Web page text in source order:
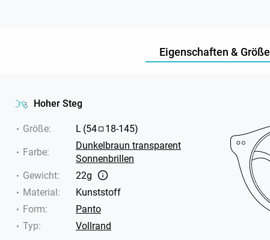
Eigenschaften & Größe
Hoher Steg
Größe: L (54 18-145)
Farbe:
Dunkelbraun transparent
Sonnenbrillen
Gewicht:
22g
Material:
Kunststoff
Form:
Panto
Typ:
Vollrand